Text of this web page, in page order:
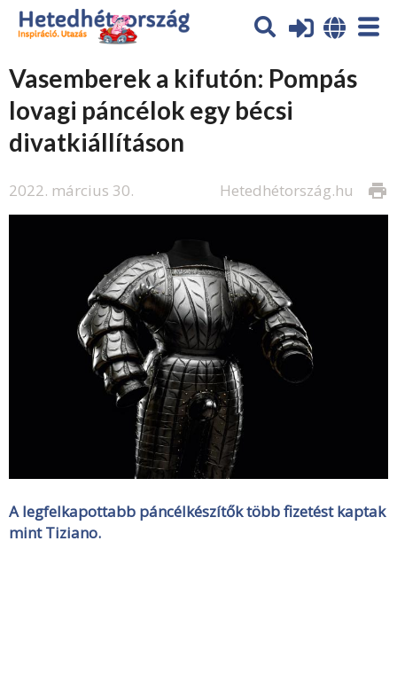
Vasemberek a kifutón: Pompás
lovagi páncélok egy bécsi
divatkiállításon
2022. március 30. print
Hetedhétország.hu
A legfelkapottabb páncélkészítők több fizetést kaptak
mint Tiziano.